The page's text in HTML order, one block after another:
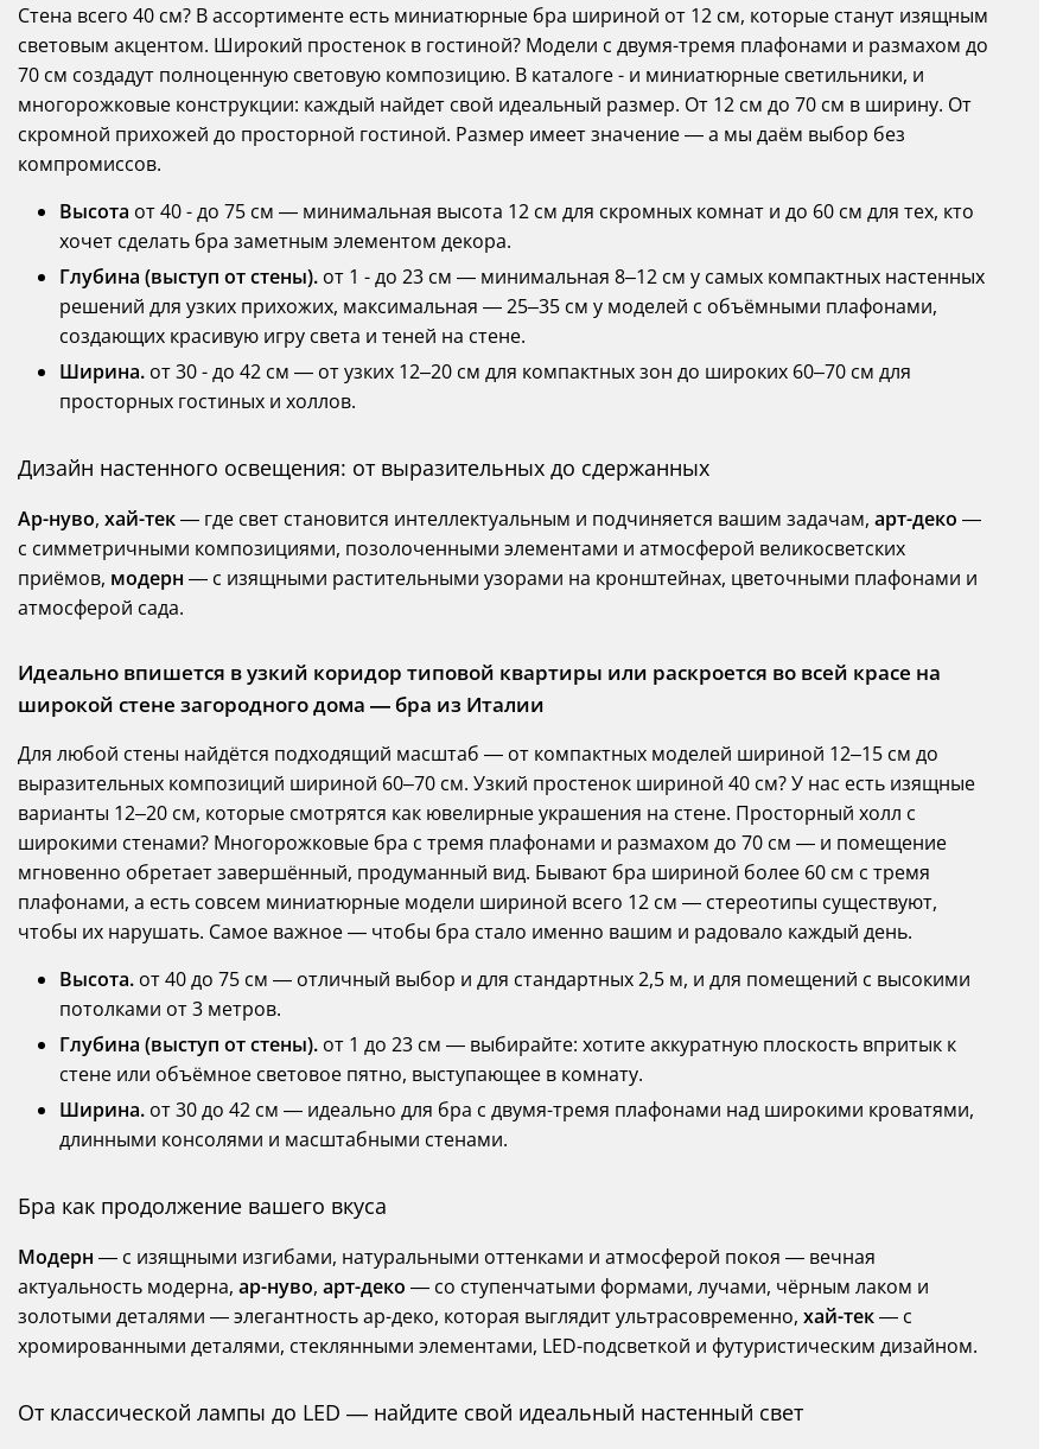
Стена всего 40 см? В ассортименте есть миниатюрные бра шириной от 12 см, которые станут изящным
световым акцентом. Широкий простенок в гостиной? Модели с двумя-тремя плафонами и размахом до
70 см создадут полноценную световую композицию. В каталоге - и миниатюрные светильники, и
многорожковые конструкции: каждый найдет свой идеальный размер. От 12 см до 70 см в ширину. От
скромной прихожей до просторной гостиной. Размер имеет значение — а мы даём выбор без
компромиссов.
Высота от 40 - до 75 см — минимальная высота 12 см для скромных комнат и до 60 см для тех, кто
хочет сделать бра заметным элементом декора.
Глубина (выступ от стены). от 1 - до 23 см — минимальная 8–12 см у самых компактных настенных
решений для узких прихожих, максимальная — 25–35 см у моделей с объёмными плафонами,
создающих красивую игру света и теней на стене.
Ширина. от 30 - до 42 см — от узких 12–20 см для компактных зон до широких 60–70 см для
просторных гостиных и холлов.
Дизайн настенного освещения: от выразительных до сдержанных
Ар-нуво, хай-тек— где свет становится интеллектуальным и подчиняется вашим задачам, арт-деко —
с симметричными композициями, позолоченными элементами и атмосферой великосветских
приёмов, модерн — с изящными растительными узорами на кронштейнах, цветочными плафонами и
атмосферой сада.
Идеально впишется в узкий коридор типовой квартиры или раскроется во всей красе на
широкой стене загородного дома — бра из Италии
Для любой стены найдётся подходящий масштаб — от компактных моделей шириной 12–15 см до
выразительных композиций шириной 60–70 см. Узкий простенок шириной 40 см? У нас есть изящные
варианты 12–20 см, которые смотрятся как ювелирные украшения на стене. Просторный холл с
широкими стенами? Многорожковые бра с тремя плафонами и размахом до 70 см — и помещение
мгновенно обретает завершённый, продуманный вид. Бывают бра шириной более 60 см с тремя
плафонами, а есть совсем миниатюрные модели шириной всего 12 см — стереотипы существуют,
чтобы их нарушать. Самое важное — чтобы бра стало именно вашим и радовало каждый день.
Высота. от 40 до 75 см — отличный выбор и для стандартных 2,5 м, и для помещений с высокими
потолками от 3 метров.
Глубина (выступ от стены). от 1 до 23 см — выбирайте: хотите аккуратную плоскость впритык к
стене или объёмное световое пятно, выступающее в комнату.
Ширина. от 30 до 42 см — идеально для бра с двумя-тремя плафонами над широкими кроватями,
длинными консолями и масштабными стенами.
Бра как продолжение вашего вкуса
Модерн — с изящными изгибами, натуральными оттенками и атмосферой покоя — вечная
актуальность модерна, ар-нуво, арт-деко — со ступенчатыми формами, лучами, чёрным лаком и
золотыми деталями — элегантность ар-деко, которая выглядит ультрасовременно, хай-тек— с
хромированными деталями, стеклянными элементами, LED-подсветкой и футуристическим дизайном.
От классической лампы до LED — найдите свой идеальный настенный свет